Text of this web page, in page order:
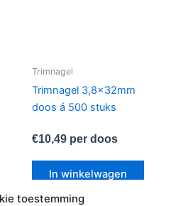
toestemming
Trimnagel
Trimnagel 3,8x32mm
doos á 500 stuks
€10,49per doos
In winkelwagen